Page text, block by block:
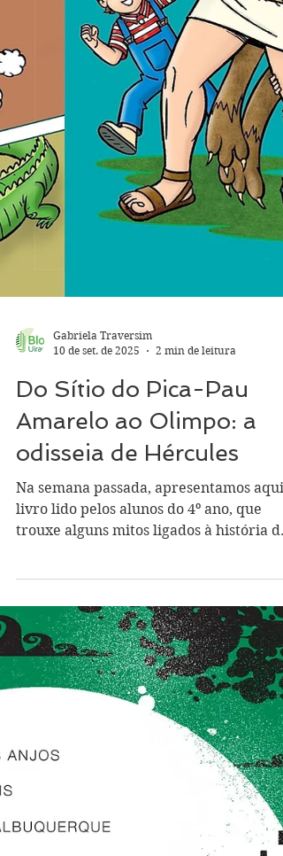
Gabriela Traversim
10 de set. de 2025
odisseia de Hércules
Na semana passada, apresentamos aqui
livro lido pelos alunos do 4º ano, que
trouxe alguns mitos ligados à história do